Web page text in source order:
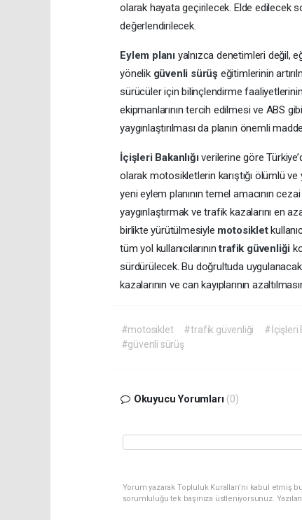
olarak hayata geçirilecek. Elde edilecek
değerlendirilecek.
Eylem planı yalnızca denetimleri değil,
yönelik güvenli sürüş eğitimlerinin
sürücüler için bilinçlendirme
ekipmanlarının tercih edilmesi ve ABS
yaygınlaştırılması da planın önemli
İçişleri Bakanlığıverilerine göre
olarak motosikletlerin karıştığı ölümlü
yeni eylem planının temel amacının
yaygınlaştırmak ve trafik kazalarını en
birlikte yürütülmesiyle motosiklet
tüm yol kullanıcılarınıntrafik güvenliği
sürdürülecek. Bu doğrultuda
kazalarının ve can kayıplarının
#motosiklet #trafik güvenliği #İçişleri
#güvenli sürüş
Okuyucu Yorumları (0)
Yorum yazarak Topluluk Kuralları’nı kabul etmiş
sorumluluğu tek başınıza üstleniyorsunuz.